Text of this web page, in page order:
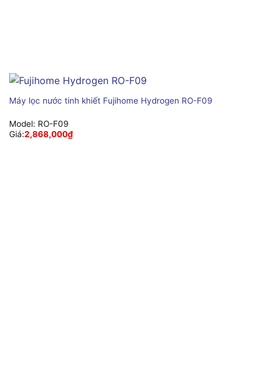
Máy lọc nước tinh khiết Fujihome Hydrogen RO-F09
Model: RO-F09
Giá:2,868,000₫